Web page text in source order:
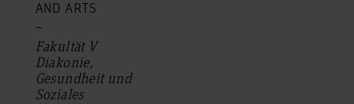
AND ARTS
–
Fakultät V
Diakonie,
Gesundheit und
Soziales